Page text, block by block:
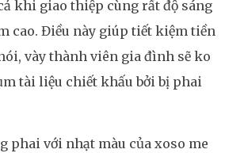
khi giao thiệp cùng rất độ sáng
cao. Điều này giúp tiết kiệm tiền
vày thành viên gia đình sẽ ko
tài liệu chiết khấu bởi bị phai
phai với nhạt màu của xoso me